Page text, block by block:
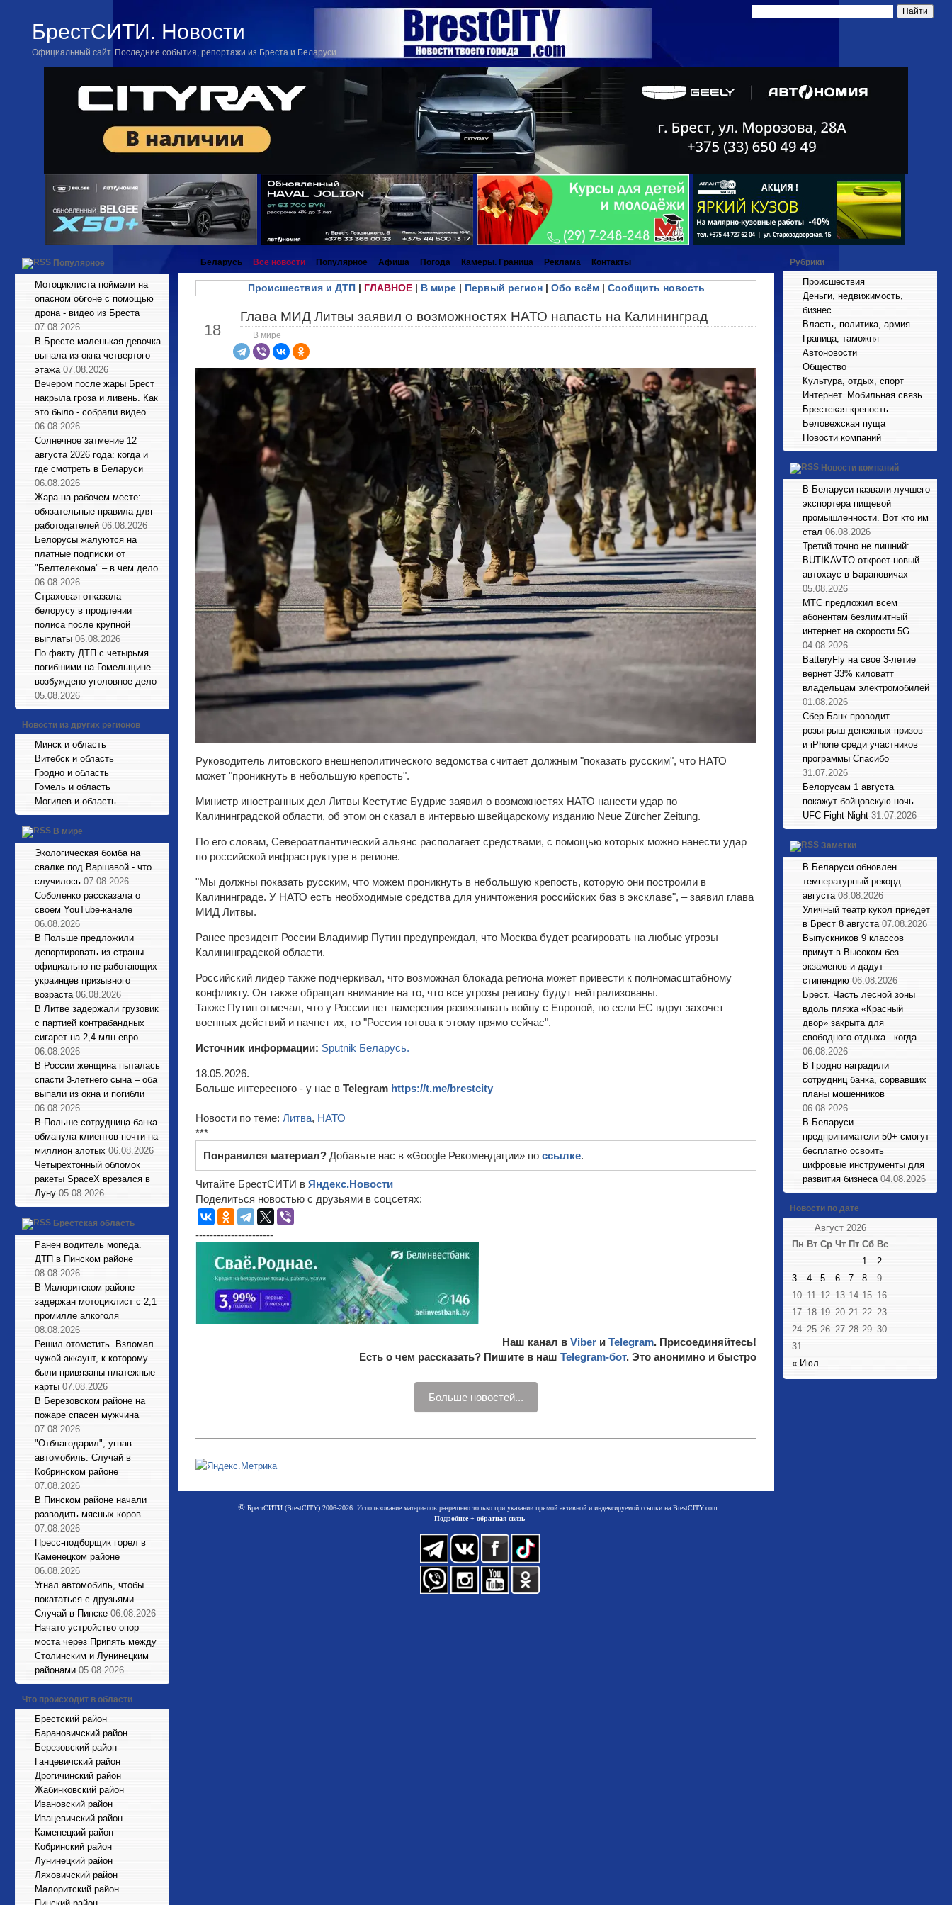
БрестСИТИ. Новости
Официальный сайт. Последние события, репортажи из Бреста и Беларуси
Популярное
Мотоциклиста поймали на
опасном обгоне с помощью
дрона - видео из Бреста
07.08.2026
В Бресте маленькая девочка
выпала из окна четвертого
этажа 07.08.2026
Вечером после жары Брест
накрыла гроза и ливень. Как
это было - собрали видео
06.08.2026
Солнечное затмение 12
августа 2026 года: когда и
где смотреть в Беларуси
06.08.2026
Жара на рабочем месте:
обязательные правила для
работодателей 06.08.2026
Белорусы жалуются на
платные подписки от
"Белтелекома" – в чем дело
06.08.2026
Страховая отказала
белорусу в продлении
полиса после крупной
выплаты 06.08.2026
По факту ДТП с четырьмя
погибшими на Гомельщине
возбуждено уголовное дело
05.08.2026
Новости из других регионов
Минск и область
Витебск и область
Гродно и область
Гомель и область
Могилев и область
В мире
Экологическая бомба на
свалке под Варшавой - что
случилось 07.08.2026
Соболенко рассказала о
своем YouTube-канале
06.08.2026
В Польше предложили
депортировать из страны
официально не работающих
украинцев призывного
возраста 06.08.2026
В Литве задержали грузовик
с партией контрабандных
сигарет на 2,4 млн евро
06.08.2026
В России женщина пыталась
спасти 3-летнего сына – оба
выпали из окна и погибли
06.08.2026
В Польше сотрудница банка
обманула клиентов почти на
миллион злотых 06.08.2026
Четырехтонный обломок
ракеты SpaceX врезался в
Луну 05.08.2026
Брестская область
Ранен водитель мопеда.
ДТП в Пинском районе
08.08.2026
В Малоритском районе
задержан мотоциклист с 2,1
промилле алкоголя
08.08.2026
Решил отомстить. Взломал
чужой аккаунт, к которому
были привязаны платежные
карты 07.08.2026
В Березовском районе на
пожаре спасен мужчина
07.08.2026
"Отблагодарил", угнав
автомобиль. Случай в
Кобринском районе
07.08.2026
В Пинском районе начали
разводить мясных коров
07.08.2026
Пресс-подборщик горел в
Каменецком районе
06.08.2026
Угнал автомобиль, чтобы
покататься с друзьями.
Случай в Пинске 06.08.2026
Начато устройство опор
моста через Припять между
Столинским и Лунинецким
районами 05.08.2026
Что происходит в области
Брестский район
Барановичский район
Березовский район
Ганцевичский район
Дрогичинский район
Жабинковский район
Ивановский район
Ивацевичский район
Каменецкий район
Кобринский район
Лунинецкий район
Ляховичский район
Малоритский район
Беларусь Все новости Популярное Афиша Погода Камеры. Граница Реклама Контакты
Происшествия и ДТП| ГЛАВНОЕ| В мире| Первый регион| Обо всём| Сообщить новость
18
Глава МИД Литвы заявил о возможностях НАТО напасть на Калининград
В мире
Руководитель литовского внешнеполитического ведомства считает должным "показать русским", что НАТО
может "проникнуть в небольшую крепость".
Министр иностранных дел Литвы Кестутис Будрис заявил о возможностях НАТО нанести удар по
Калининградской области, об этом он сказал в интервью швейцарскому изданию Neue Zürcher Zeitung.
По его словам, Североатлантический альянс располагает средствами, с помощью которых можно нанести удар
по российской инфраструктуре в регионе.
"Мы должны показать русским, что можем проникнуть в небольшую крепость, которую они построили в
Калининграде. У НАТО есть необходимые средства для уничтожения российских баз в эксклаве", – заявил глава
МИД Литвы.
Ранее президент России Владимир Путин предупреждал, что Москва будет реагировать на любые угрозы
Калининградской области.
Российский лидер также подчеркивал, что возможная блокада региона может привести к полномасштабному
конфликту. Он также обращал внимание на то, что все угрозы региону будут нейтрализованы.
Также Путин отмечал, что у России нет намерения развязывать войну с Европой, но если ЕС вдруг захочет
военных действий и начнет их, то "Россия готова к этому прямо сейчас".
Источник информации: Sputnik Беларусь.
18.05.2026.
Больше интересного - у нас в Telegram https://t.me/brestcity
Новости по теме: Литва, НАТО
***
Понравился материал? Добавьте нас в «Google Рекомендации» по ссылке.
Читайте БрестСИТИ в Яндекс.Новости
Поделиться новостью с друзьями в соцсетях:
----------------------
Наш канал в Viber и Telegram. Присоединяйтесь!
Есть о чем рассказать? Пишите в наш Telegram-бот. Это анонимно и быстро
Больше новостей...
©БрестСИТИ (BrestCITY) 2006-2026. Использование материалов разрешено только при указании прямой активной и индексируемой ссылки на BrestCITY.com
Подробнее + обратная связь
Рубрики
Происшествия
Деньги, недвижимость,
бизнес
Власть, политика, армия
Граница, таможня
Автоновости
Общество
Культура, отдых, спорт
Интернет. Мобильная связь
Брестская крепость
Беловежская пуща
Новости компаний
Новости компаний
В Беларуси назвали лучшего
экспортера пищевой
промышленности. Вот кто им
стал 06.08.2026
Третий точно не лишний:
BUTIKAVTO откроет новый
автохаус в Барановичах
05.08.2026
МТС предложил всем
абонентам безлимитный
интернет на скорости 5G
04.08.2026
BatteryFly на свое 3-летие
вернет 33% киловатт
владельцам электромобилей
01.08.2026
Сбер Банк проводит
розыгрыш денежных призов
и iPhone среди участников
программы Спасибо
31.07.2026
Белорусам 1 августа
покажут бойцовскую ночь
UFC Fight Night 31.07.2026
Заметки
В Беларуси обновлен
температурный рекорд
августа 08.08.2026
Уличный театр кукол приедет
в Брест 8 августа 07.08.2026
Выпускников 9 классов
примут в Высоком без
экзаменов и дадут
стипендию 06.08.2026
Брест. Часть лесной зоны
вдоль пляжа «Красный
двор» закрыта для
свободного отдыха - когда
06.08.2026
В Гродно наградили
сотрудниц банка, сорвавших
планы мошенников
06.08.2026
В Беларуси
предприниматели 50+ смогут
бесплатно освоить
цифровые инструменты для
развития бизнеса 04.08.2026
Новости по дате
Август 2026
Пн Вт Ср Чт Пт Сб Вс
« Июл
1
2
3
4 5 6 7 8
9
10 11 12 13 14 15 16
17 18 19 20 21 22 23
24 25 26 27 28 29 30
31